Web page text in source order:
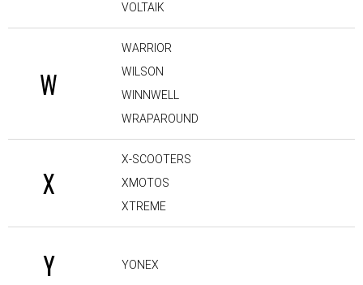
VOLTAIK
W
WARRIOR
WILSON
WINNWELL
WRAPAROUND
X
X-SCOOTERS
XMOTOS
XTREME
Y YONEX